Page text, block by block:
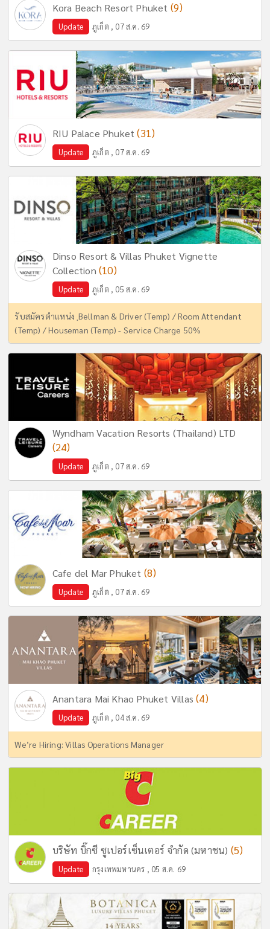
Kora Beach Resort Phuket (9)
Update ภูเก็ต , 07 ส.ค. 69
RIU Palace Phuket(31)
Update ภูเก็ต , 07 ส.ค. 69
Dinso Resort & Villas Phuket Vignette
Collection (10)
Update ภูเก็ต , 05 ส.ค. 69
รับสมัครตำแหน่ง ฺBellman & Driver (Temp) / Room Attendant
(Temp) / Houseman (Temp) - Service Charge 50%
Wyndham Vacation Resorts (Thailand) LTD
(24)
Update ภูเก็ต , 07 ส.ค. 69
Cafe del Mar Phuket (8)
Update ภูเก็ต , 07 ส.ค. 69
Anantara Mai Khao Phuket Villas(4)
Update ภูเก็ต , 04 ส.ค. 69
We’re Hiring: Villas Operations Manager
บริษัท บิ๊กซี ซูเปอร์เซ็นเตอร์ จำกัด (มหาชน) (5)
Update กรุงเทพมหานคร , 05 ส.ค. 69